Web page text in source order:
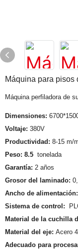
Máquina para pisos
Máquina perfiladora de
Dimensiones:
Voltaje: 380V
Productividad: 8-15 m/
Peso: 8.5 tonelada
Garantía: 2 años
Grosor del laminado:
Ancho de alimentación:
Sistema de control:
Material de la cuchilla
Material del eje: Acero
Adecuado para